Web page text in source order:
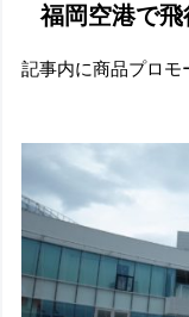
福岡空港で
記事内に商品プロモ